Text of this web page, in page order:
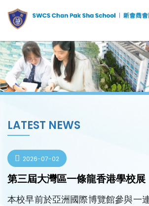
LATEST NEWS
2026-07-02
第三屆大灣區一條龍香港學校展
本校早前於亞洲國際博覽館參與一